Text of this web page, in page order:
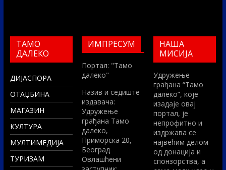
ТАМО
ДАЛЕКО
ДИЈАСПОРА
ОТАЏБИНА
МАГАЗИН
КУЛТУРА
МУЛТИМЕДИЈА
ТУРИЗАМ
ИМПРЕСУМ
Портал: "Тамо
далеко"
Назив и седиште
издавача:
Удружење
грађана Тамо
далеко,
Приморска 20,
Београд
Овлашћени
НАША
МИСИЈА
Удружење
грађана “Тамо
далеко”, које
изадаје овај
портал, је
непрофитно и
издржава се
највећим делом
од донација и
спонзорства, а